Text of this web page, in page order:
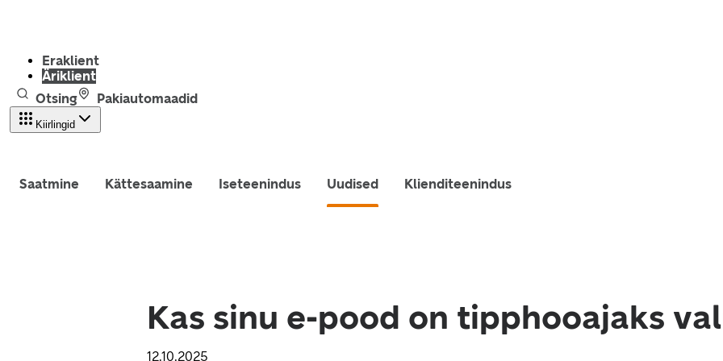
Eraklient
Äriklient
Otsing
Pakiautomaadid
Kiirlingid
Saatmine Kättesaamine Iseteenindus Uudised Klienditeenindus
Kas sinu e-pood on tipphooajaks
12.10.2025